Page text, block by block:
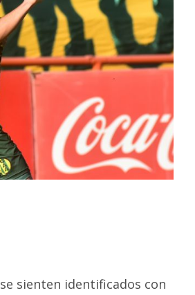
se sienten identificados con